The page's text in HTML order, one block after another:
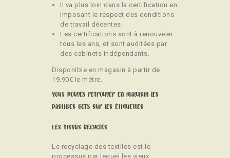
Il va plus loin dans la certification en
imposant le respect des conditions
de travail décentes.
Les certifications sont à renouveler
tous les ans, et sont auditées par
des cabinets indépendants.
Disponible en magasin à partir de
19.90€ le mètre.
Vous pouvez retrouver en magasin les
pastilles GOTS sur les étiquettes
Les tissus Recyclés
Le recyclage des textiles est le
processus par lequel les vieux